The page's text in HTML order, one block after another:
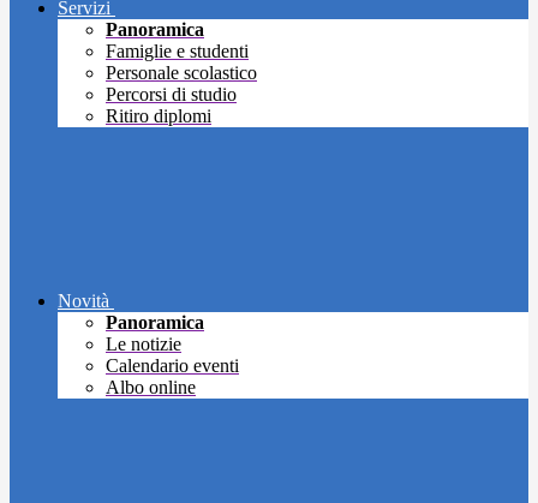
Servizi
Panoramica
Famiglie e studenti
Personale scolastico
Percorsi di studio
Ritiro diplomi
Novità
Panoramica
Le notizie
Calendario eventi
Albo online